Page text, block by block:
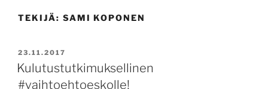
TEKIJÄ: SAMI KOPONEN
JULKAISTU
23.11.2017
Kulutustutkimuksellinen
#vaihtoehtoeskolle!